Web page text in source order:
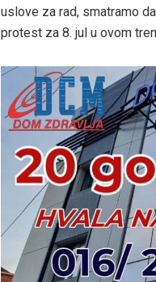
uslove za rad, smatramo
protest za 8. jul u ovom